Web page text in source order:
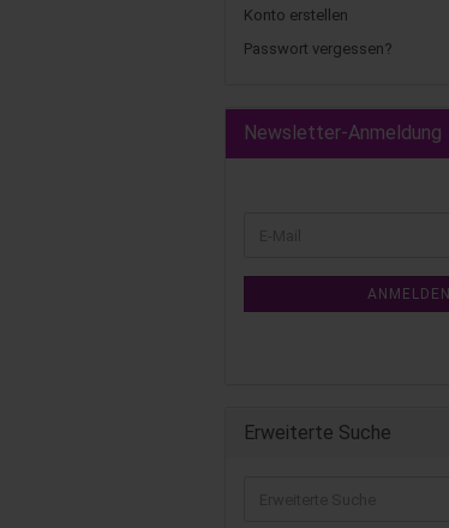
Konto erstellen
Passwort vergessen?
Newsletter-Anmeldung
ANMELDEN
Erweiterte Suche